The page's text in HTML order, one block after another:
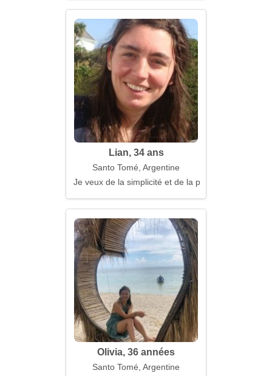
Lian, 34 ans
Santo Tomé, Argentine
Je veux de la simplicité et de la profondeur en
Olivia, 36 années
Santo Tomé, Argentine